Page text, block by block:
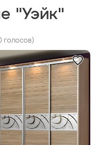
"Уэйк"
голосов)